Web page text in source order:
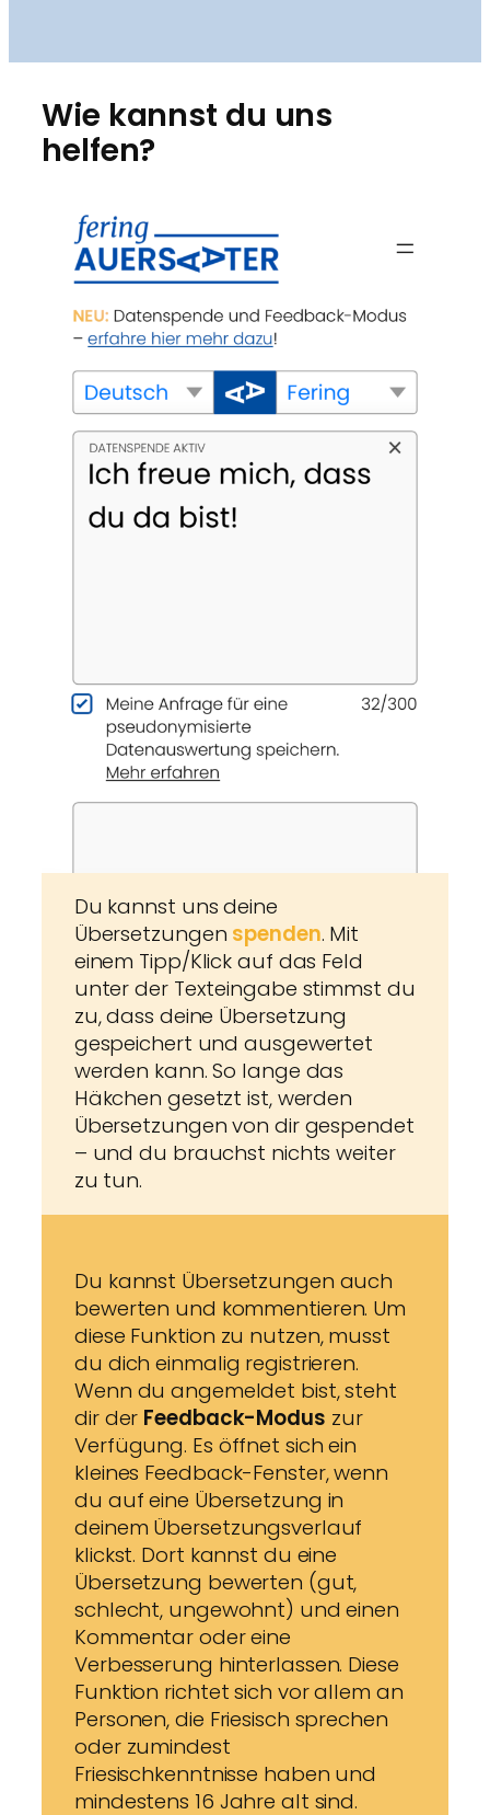
Wie kannst du uns
helfen?
Du kannst uns deine
Übersetzungen spenden. Mit
einem Tipp/Klick auf das Feld
unter der Texteingabe stimmst du
zu, dass deine Übersetzung
gespeichert und ausgewertet
werden kann. So lange das
Häkchen gesetzt ist, werden
Übersetzungen von dir gespendet
– und du brauchst nichts weiter
zu tun.
Du kannst Übersetzungen auch
bewerten und kommentieren. Um
diese Funktion zu nutzen, musst
du dich einmalig registrieren.
Wenn du angemeldet bist, steht
dir der Feedback-Modus zur
Verfügung. Es öffnet sich ein
kleines Feedback-Fenster, wenn
du auf eine Übersetzung in
deinem Übersetzungsverlauf
klickst. Dort kannst du eine
Übersetzung bewerten (gut,
schlecht, ungewohnt) und einen
Kommentar oder eine
Verbesserung hinterlassen. Diese
Funktion richtet sich vor allem an
Personen, die Friesisch sprechen
oder zumindest
Friesischkenntnisse haben und
mindestens 16 Jahre alt sind.